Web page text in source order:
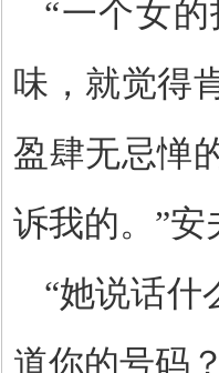
“一个女
味，就觉得
盈肆无忌惮
诉我的。”安
“她说话什
道你的号码